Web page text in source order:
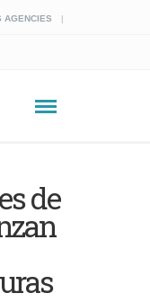
AGENCIES
de